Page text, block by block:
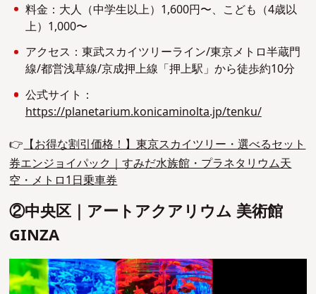
料金：大人（中学生以上）1,600円〜、こども（4歳以
上）1,000〜
アクセス：東武スカイツリーライン/東京メトロ半蔵門
線/都営浅草線/京成押上線「押上駅」から徒歩約10分
公式サイト：
https://planetarium.konicaminolta.jp/tenku/
👉【お得な割引価格！】東京スカイツリー・選べるセット
券エンジョイパック｜すみだ水族館・プラネタリウム天
空・メトロ1日乗車券
②中央区｜アートアクアリウム 美術館
GINZA